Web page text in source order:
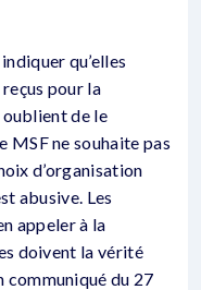
qu’elles
pour la
de le
MSF ne souhaite pas
d’organisation
abusive. Les
appeler à la
doivent la vérité
communiqué du 27